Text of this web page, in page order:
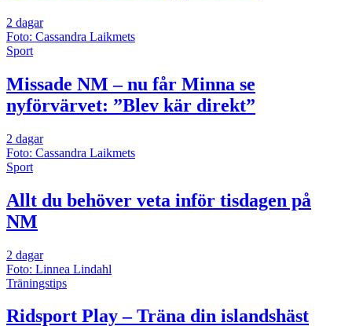
2 dagar
Foto: Cassandra Laikmets
Sport
Missade NM – nu får Minna se
nyförvärvet: ”Blev kär direkt”
2 dagar
Foto: Cassandra Laikmets
Sport
Allt du behöver veta inför tisdagen på
NM
2 dagar
Foto: Linnea Lindahl
Träningstips
Ridsport Play – Träna din islandshäst